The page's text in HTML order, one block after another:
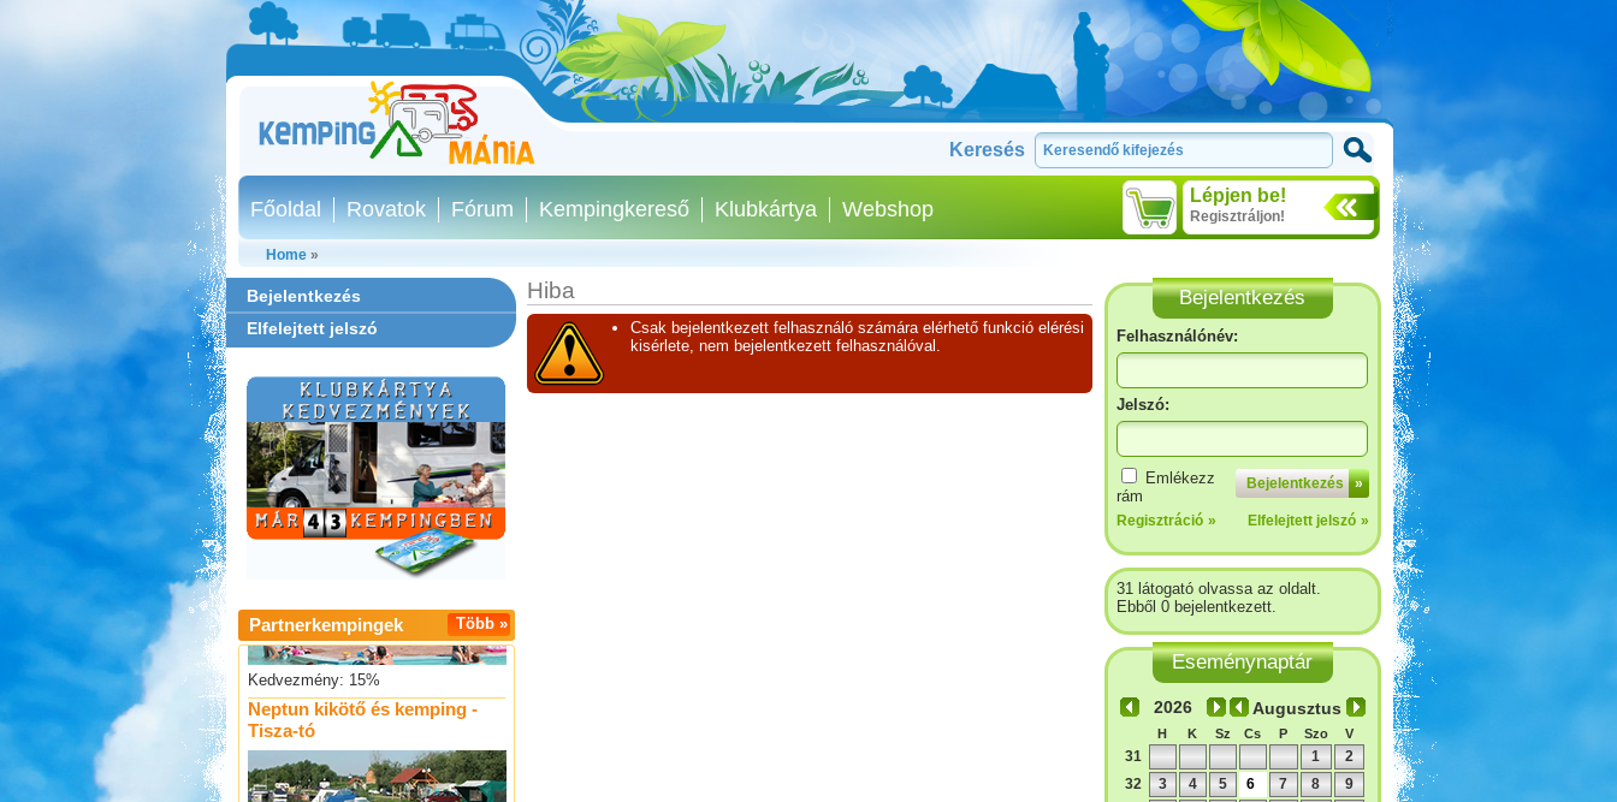
Keresés
Lépjen be!
Regisztráljon!
Főoldal Rovatok Fórum Kempingkereső Klubkártya Webshop
Home»
Bejelentkezés
Elfelejtett jelszó
Több »
Partnerkempingek
Ipolykapu Kemping
Kedvezmény: 15%
Neptun kikötő és kemping -
Tisza-tó
Hiba
Csak bejelentkezett felhasználó számára elérhető funkció elérési
kisérlete, nem bejelentkezett felhasználóval.
Bejelentkezés
Felhasználónév:
Jelszó:
Bejelentkezés »
Emlékezz
rám
Regisztráció » Elfelejtett jelszó »
31 látogató olvassa az oldalt.
Ebből 0 bejelentkezett.
Eseménynaptár
Augusztus
H K Sz Cs P Szo V
31 1
2
32
3 4 5 6 7 8
9